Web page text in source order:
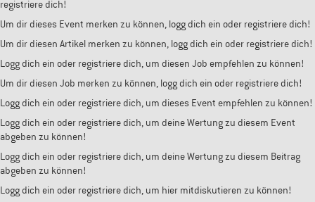
registriere dich!
Um dir dieses Event merken zu können, logg dich ein oder registriere dich!
Um dir diesen Artikel merken zu können, logg dich ein oder registriere dich!
Logg dich ein oder registriere dich, um diesen Job empfehlen zu können!
Um dir diesen Job merken zu können, logg dich ein oder registriere dich!
Logg dich ein oder registriere dich, um dieses Event empfehlen zu können!
Logg dich ein oder registriere dich, um deine Wertung zu diesem Event
abgeben zu können!
Logg dich ein oder registriere dich, um deine Wertung zu diesem Beitrag
abgeben zu können!
Logg dich ein oder registriere dich, um hier mitdiskutieren zu können!